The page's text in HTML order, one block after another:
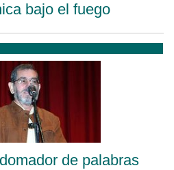
bajo el fuego
de palabras